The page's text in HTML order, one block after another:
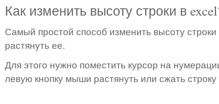
Как изменить высоту строки в
Самый простой способ изменить высоту
растянуть ее.
Для этого нужно поместить курсор на
левую кнопку мыши растянуть или сжать